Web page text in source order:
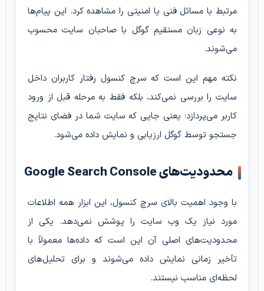
مرتبط با مسائل فنی یا امنیتی را مشاهده کرد. این پیام‌ها
به نوعی زبان مستقیم گوگل با صاحبان سایت محسوب
می‌شوند.
نکته مهم این است که سرچ کنسول رفتار کاربران داخل
سایت را بررسی نمی‌کند، بلکه فقط به مرحله قبل از ورود
کاربر می‌پردازد؛ یعنی جایی که سایت شما در فضای نتایج
جستجو توسط گوگل ارزیابی و نمایش داده می‌شود.
محدودیت‌های Google Search Console
با وجود اهمیت بالای سرچ کنسول، این ابزار همه اطلاعات
مورد نیاز یک وب سایت را پوشش نمی‌دهد. یکی از
محدودیت‌های اصلی آن این است که داده‌ها معمولاً با
تأخیر زمانی نمایش داده می‌شوند و برای تحلیل‌های
لحظه‌ای مناسب نیستند.